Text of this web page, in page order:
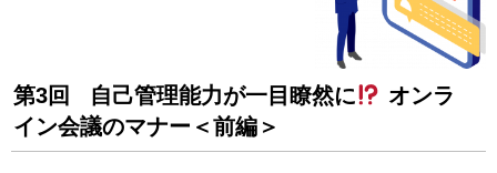
第3回 自己管理能力が一目瞭然に
オンラ
イン会議のマナー＜前編＞